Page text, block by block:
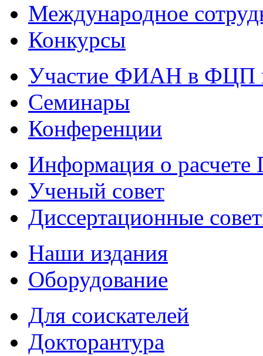
Международное
Конкурсы
Участие ФИАН в ФЦП
Семинары
Конференции
Информация о
Ученый совет
Диссертационные
Наши издания
Оборудование
Для соискателей
Докторантура